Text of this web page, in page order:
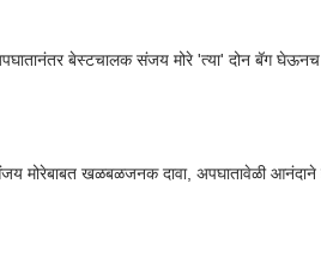
बेस्टचालक संजय मोरे 'त्या' दोन बॅग घेऊनच
मोरेबाबत खळबळजनक दावा, अपघातावेळी आनंदाने